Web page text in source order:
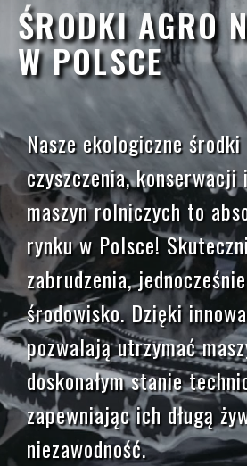
ŚRODKI AGRO
W POLSCE
Nasze ekologiczne środki
czyszczenia,
maszyn rolniczych to
rynku w Polsce!
zabrudzenia,
środowisko. Dzięki
pozwalają utrzymać
doskonałym stanie
zapewniając ich długą
niezawodność.